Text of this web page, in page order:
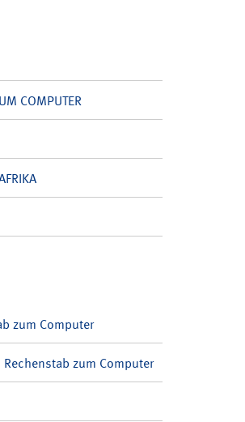
COMPUTER
zum Computer
zum Computer